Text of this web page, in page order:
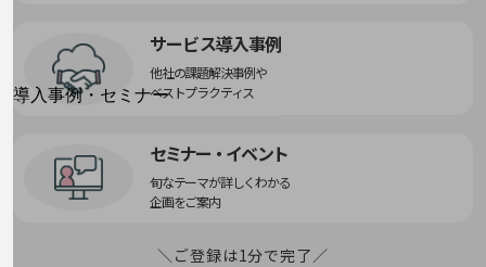
別ウィンドウで開きます
サービスをご利用中のお客さま
導入事例・セミナー
最新の導入事例や注目の導入事例をご紹介します
セミナー
サービス導入事例
他社の課題解決事例や
ベストプラクティス
セミナー・イベント
旬なテーマが詳しくわかる
企画をご案内
＼ご登録は1分で完了／